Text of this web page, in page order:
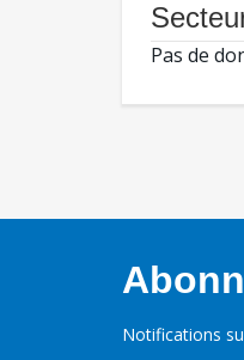
Pas de
Notifications